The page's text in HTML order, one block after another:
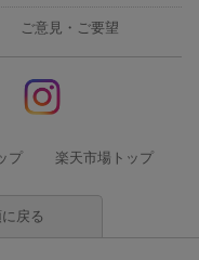
ご意見・ご要望
プ 楽天市場トップ
戻る